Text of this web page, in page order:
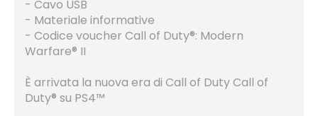
- Cavo USB
- Materiale informative
- Codice voucher Call of Duty®: Modern
Warfare® II
È arrivata la nuova era di Call of Duty Call of
Duty® su PS4™